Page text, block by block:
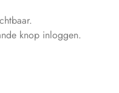
knop inloggen.